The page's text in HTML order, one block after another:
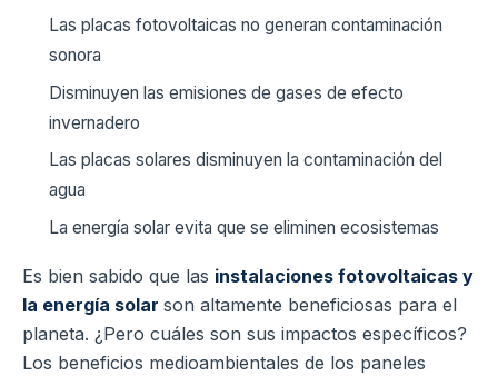
Las placas fotovoltaicas no generan contaminación
sonora
Disminuyen las emisiones de gases de efecto
invernadero
Las placas solares disminuyen la contaminación del
agua
La energía solar evita que se eliminen ecosistemas
Es bien sabido que las instalaciones fotovoltaicas y
la energía solar son altamente beneficiosas para el
planeta. ¿Pero cuáles son sus impactos específicos?
Los beneficios medioambientales de los paneles